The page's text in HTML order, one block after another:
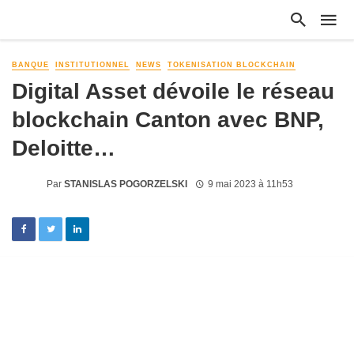
BANQUE INSTITUTIONNEL NEWS TOKENISATION BLOCKCHAIN
Digital Asset dévoile le réseau
blockchain Canton avec BNP,
Deloitte…
Par STANISLAS POGORZELSKI 9 mai 2023 à 11h53